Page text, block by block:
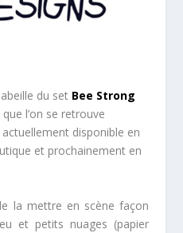
du set Bee Strong
que l’on se retrouve
disponible en
et prochainement en
la mettre en scène façon
et petits nuages (papier